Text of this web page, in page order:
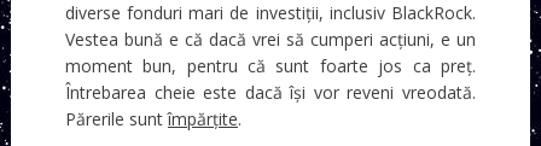
diverse fonduri mari de investiții, inclusiv BlackRock.
Vestea bună e că dacă vrei să cumperi acțiuni, e un
moment bun, pentru că sunt foarte jos ca preț.
Întrebarea cheie este dacă își vor reveni vreodată.
Părerile suntîmpărțite.